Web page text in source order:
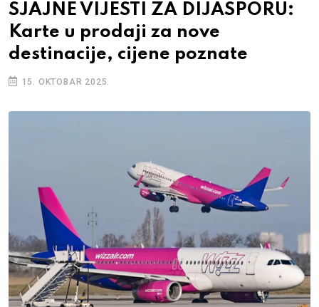
SJAJNE VIJESTI ZA DIJASPORU:
Karte u prodaji za nove
destinacije, cijene poznate
15. OKTOBAR 2025.